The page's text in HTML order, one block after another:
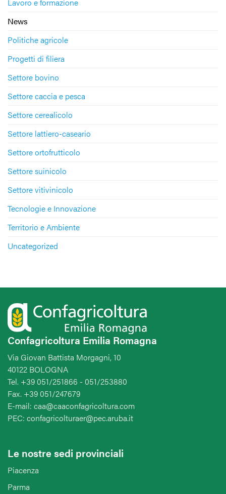
Lavoro e formazione
News
Politiche agricole
Progetti di filiera
Settore bovino
Settore caccia e pesca
Settore cerealicolo
Settore lattiero-caseario
Settore ortofrutticolo
Settore suinicolo
Settore vitivinicolo
Tecnologie e Innovazione
Territorio e Ambiente
Uncategorized
Confagricoltura Emilia Romagna
Via Giovan Battista Morgagni, 10
40122 BOLOGNA
Tel. +39 051/251866 - 051/253880
Fax. +39 051/247679
E-mail: caa@caaconfagricoltura.com
PEC: confagricolturaer@pec.aruba.it
Le nostre sedi provinciali
Piacenza
Parma